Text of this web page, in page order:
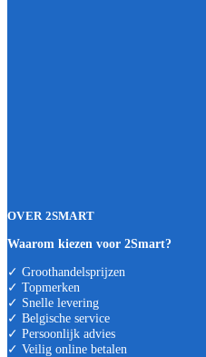
OVER 2SMART
Waarom kiezen voor 2Smart?
✓ Groothandelsprijzen
✓ Topmerken
✓ Snelle levering
✓ Belgische service
✓ Persoonlijk advies
✓ Veilig online betalen